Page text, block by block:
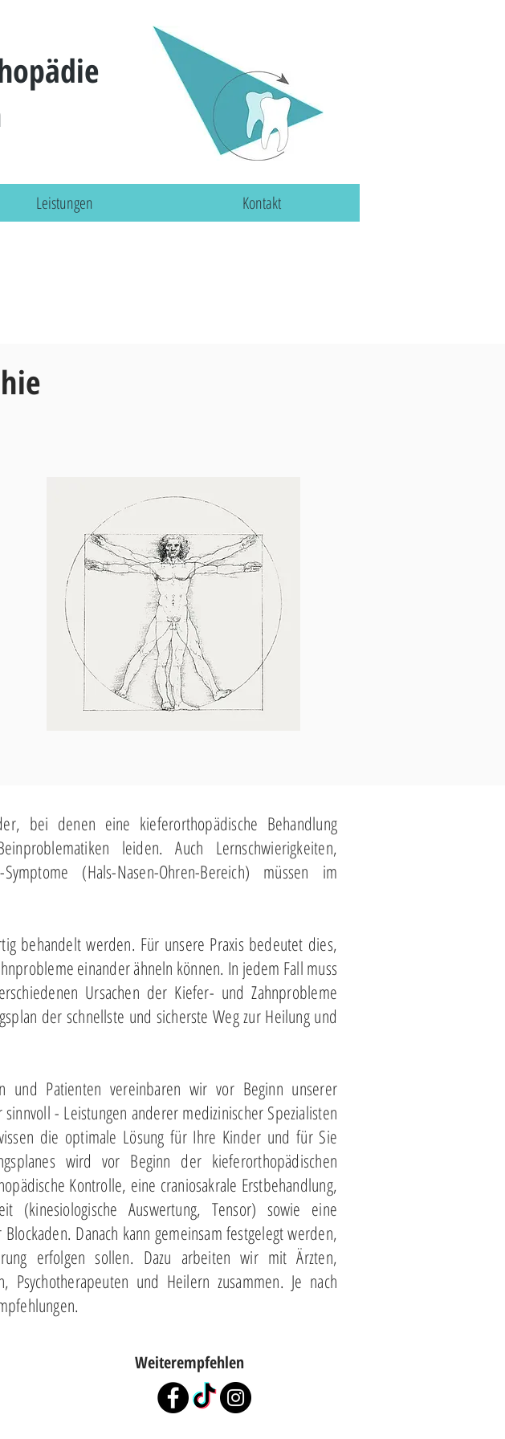
Leistungen Kontakt
bei denen eine kieferorthopädische Behandlung
leiden. Auch Lernschwierigkeiten,
(Hals-Nasen-Ohren-Bereich) müssen im
behandelt werden. Für unsere Praxis bedeutet dies,
einander ähneln können. In jedem Fall muss
Ursachen der Kiefer- und Zahnprobleme
der schnellste und sicherste Weg zur Heilung und
und Patienten vereinbaren wir vor Beginn unserer
- Leistungen anderer medizinischer Spezialisten
die optimale Lösung für Ihre Kinder und für Sie
wird vor Beginn der kieferorthopädischen
Kontrolle, eine craniosakrale Erstbehandlung,
(kinesiologische Auswertung, Tensor) sowie eine
Danach kann gemeinsam festgelegt werden,
erfolgen sollen. Dazu arbeiten wir mit Ärzten,
Psychotherapeuten und Heilern zusammen. Je nach
Weiterempfehlen